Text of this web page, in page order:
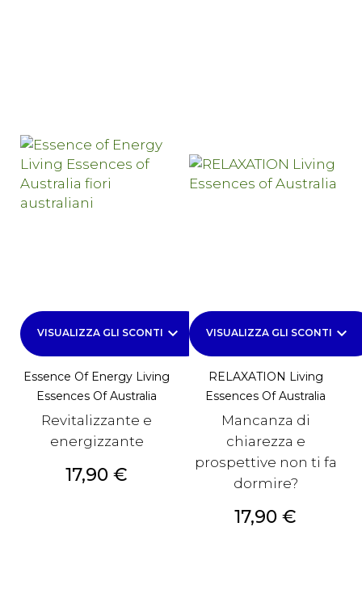
VISUALIZZA GLI SCONTI keyboard_arrow_down
Essence Of Energy Living
Essences Of Australia
Revitalizzante e
energizzante
Prezzo
17,90 €
VISUALIZZA GLI SCONTI keyboard_arrow_down
RELAXATION Living
Essences Of Australia
Mancanza di
chiarezza e
prospettive non ti fa
dormire?
Prezzo
17,90 €